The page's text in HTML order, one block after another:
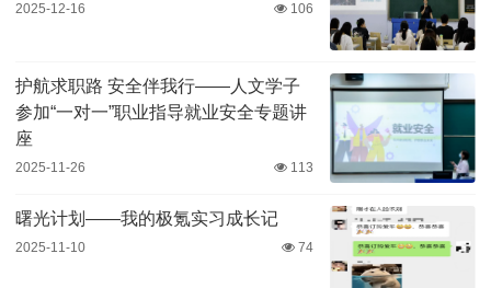
2025-12-16 106
护航求职路 安全伴我行——人文学子
参加“一对一”职业指导就业安全专题讲
座
2025-11-26 113
曙光计划——我的极氪实习成长记
2025-11-10 74